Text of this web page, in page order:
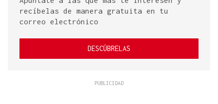
recíbelas de manera gratuita en tu
correo electrónico
DESCÚBRELAS